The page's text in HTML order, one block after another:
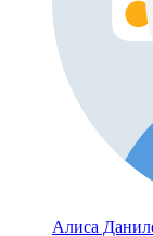
Алиса